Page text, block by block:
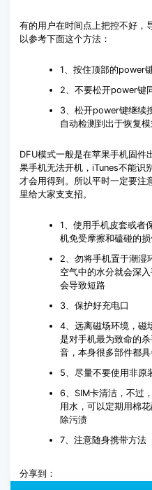
有的用户在时间点上把控不好，
以参考下面这个方法：
1、按住顶部的power
2、不要松开power键
3、松开power键继续
自动检测到出于恢复
DFU模式一般是在苹果手机固件
果手机无法开机，iTunes不能识
才会用得到。所以平时一定要注
里给大家支支招。
1、使用手机皮套或者
机免受摩擦和磕碰的
2、勿将手机置于潮湿
空气中的水分就会深
会导致短路
3、保护好充电口
4、远离磁场环境，磁
是对手机最为致命的
音，本身很多部件都
5、尽量不要使用非原
6、SIM卡清洁，不过
用水，可以定期用棉
除污渍
7、注意随身携带方法
分享到：